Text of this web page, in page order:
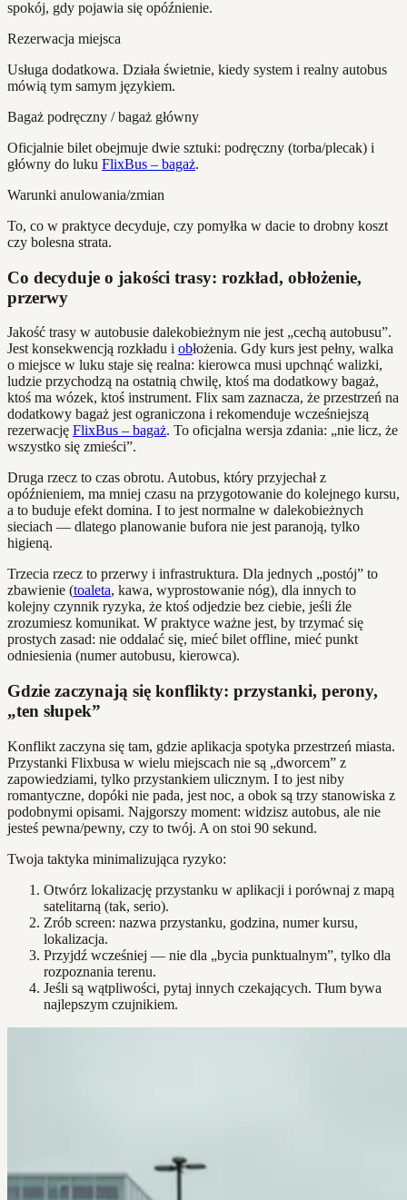
spokój, gdy pojawia się opóźnienie.
Rezerwacja miejsca
Usługa dodatkowa. Działa świetnie, kiedy system i realny autobus
mówią tym samym językiem.
Bagaż podręczny / bagaż główny
Oficjalnie bilet obejmuje dwie sztuki: podręczny (torba/plecak) i
główny do luku FlixBus – bagaż.
Warunki anulowania/zmian
To, co w praktyce decyduje, czy pomyłka w dacie to drobny koszt
czy bolesna strata.
Co decyduje o jakości trasy: rozkład, obłożenie,
przerwy
Jakość trasy w autobusie dalekobieżnym nie jest „cechą autobusu”.
Jest konsekwencją rozkładu i obłożenia. Gdy kurs jest pełny, walka
o miejsce w luku staje się realna: kierowca musi upchnąć walizki,
ludzie przychodzą na ostatnią chwilę, ktoś ma dodatkowy bagaż,
ktoś ma wózek, ktoś instrument. Flix sam zaznacza, że przestrzeń na
dodatkowy bagaż jest ograniczona i rekomenduje wcześniejszą
rezerwację FlixBus – bagaż. To oficjalna wersja zdania: „nie licz, że
wszystko się zmieści”.
Druga rzecz to czas obrotu. Autobus, który przyjechał z
opóźnieniem, ma mniej czasu na przygotowanie do kolejnego kursu,
a to buduje efekt domina. I to jest normalne w dalekobieżnych
sieciach — dlatego planowanie bufora nie jest paranoją, tylko
higieną.
Trzecia rzecz to przerwy i infrastruktura. Dla jednych „postój” to
zbawienie (toaleta, kawa, wyprostowanie nóg), dla innych to
kolejny czynnik ryzyka, że ktoś odjedzie bez ciebie, jeśli źle
zrozumiesz komunikat. W praktyce ważne jest, by trzymać się
prostych zasad: nie oddalać się, mieć bilet offline, mieć punkt
odniesienia (numer autobusu, kierowca).
Gdzie zaczynają się konflikty: przystanki, perony,
„ten słupek”
Konflikt zaczyna się tam, gdzie aplikacja spotyka przestrzeń miasta.
Przystanki Flixbusa w wielu miejscach nie są „dworcem” z
zapowiedziami, tylko przystankiem ulicznym. I to jest niby
romantyczne, dopóki nie pada, jest noc, a obok są trzy stanowiska z
podobnymi opisami. Najgorszy moment: widzisz autobus, ale nie
jesteś pewna/pewny, czy to twój. A on stoi 90 sekund.
Twoja taktyka minimalizująca ryzyko:
Otwórz lokalizację przystanku w aplikacji i porównaj z mapą
satelitarną (tak, serio).
Zrób screen: nazwa przystanku, godzina, numer kursu,
lokalizacja.
Przyjdź wcześniej — nie dla „bycia punktualnym”, tylko dla
rozpoznania terenu.
Jeśli są wątpliwości, pytaj innych czekających. Tłum bywa
najlepszym czujnikiem.